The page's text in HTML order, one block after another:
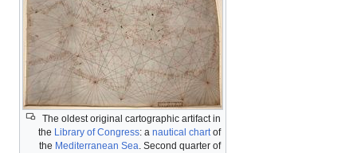
The oldest original cartographic artifact in
theLibrary of Congress: anautical chart
theMediterranean Sea. Second quarter of